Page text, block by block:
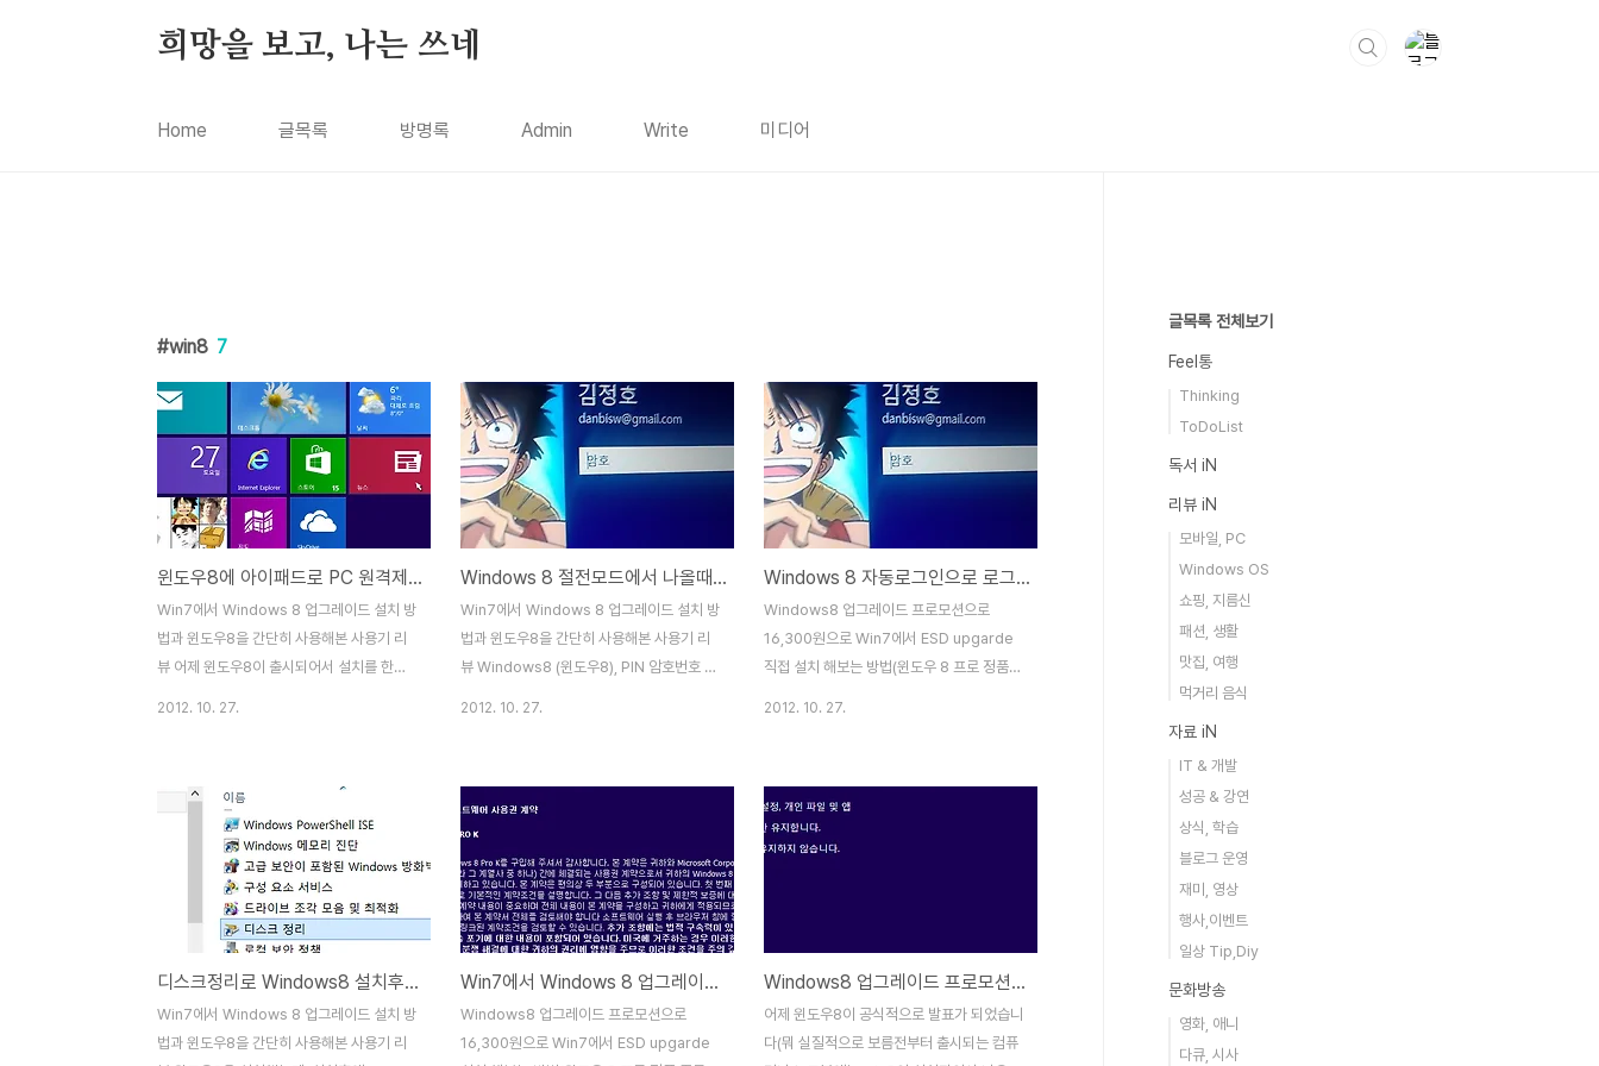
희망을 보고, 나는 쓰네
Home 글목록 방명록 Admin Write 미디어
win8 7
윈도우8에 아이패드로 PC 원격제어로 연결해서 서피스처럼 사용해보는 방법(AVStreamer HD 앱을 이용)
Win7에서 Windows 8 업그레이드 설치 방
법과 윈도우8을 간단히 사용해본 사용기 리
뷰 어제 윈도우8이 출시되어서 설치를 한후
램(안드로이드, Windows, Mac, Linux, 아
이폰용)AVStreamer HD, 아이패드(ipad)
에서 PC, Mac 컴퓨터 원격 제어와 영화, TV
스트리밍 시청이 가능한 추천 앱
AVStreamer - PC컴퓨터나 맥Mac 원격
제어와 동영상 리모트 재생 플레이어 기능의
추천 앱 할인소식뭐 다양한 원격제어 앱이 아
이패드에 있는데, 제가 사용해본것은
AvStreamer이라는 프로그램입니다. 처음
2012. 10. 27.
Windows 8 절전모드에서 나올때 사용자 암호(비밀번호) 입력 안하게 만드는 방법 (윈도우8 PC설정에 들어가는 방법)
Win7에서 Windows 8 업그레이드 설치 방
법과 윈도우8을 간단히 사용해본 사용기 리
뷰 Windows8 (윈도우8), PIN 암호번호 생
8에서 프로그램 앱을 찾아서 실행하는 방법
소개) 윈도우8을 설치하고, 자동로그인까지
설정을 했는데, 노트북이다보니 절전모드에
들어갔다가 다시 나오는 경우가 많은데, 매번
비밀번호를 넣기가 상당히 번거롭더군요. 근
데 제어판에 가서 전원옵션에서 전원단추 정
의 및 암호 보호 설정 항목을 보니 절전 모드
해제 시 암호 보호 사용이 사용할수 없도록
되어 있습니다. 예전 Windows7에서는 암
2012. 10. 27.
Windows 8 자동로그인으로 로그인시에 비밀번호 입력안하게 만드는 방법 (윈도우8에서 프로그램 앱을 찾아서 실행하는 방법 소개)
Windows8 업그레이드 프로모션으로
16,300원으로 Win7에서 ESD upgarde
직접 설치 해보는 방법(윈도우 8 프로 정품
해서 하드용량 확보하는 방법윈도우를 설치
후에 매번 비밀번호를 입력해서 들어오는것
가 있나 찾아보니 이전 Windows 7에서 하
던 방법도 동일 하더군요~ Windows7 로그
인시에 비밀번호 입력없이 자동로그인하게
만드는 방법Windows8 (윈도우8), PIN 암
2012. 10. 27.
디스크정리로 Windows8 설치후에 이전 win7 windows.old 폴더 삭제해서 하드용량 확보하는 방법
Win7에서 Windows 8 업그레이드 설치 방
법과 윈도우8을 간단히 사용해본 사용기 리
Win7에서 Windows 8 업그레이드 설치 방법과 윈도우8을 간단히 사용해본 사용기 리뷰
Windows8 업그레이드 프로모션으로
16,300원으로 Win7에서 ESD upgarde
Windows8 업그레이드 프로모션으로 16,300원으로 Win7에서 ESD upgarde 직접 설치 해보는 방법(윈도우 8 프로 정품 주문, 결제)
어제 윈도우8이 공식적으로 발표가 되었습니
다(뭐 실질적으로 보름전부터 출시되는 컴퓨
글목록 전체보기
Feel통
Thinking
ToDoList
독서 iN
리뷰 iN
모바일, PC
Windows OS
쇼핑, 지름신
패션, 생활
맛집, 여행
먹거리 음식
자료 iN
IT & 개발
성공 & 강연
상식, 학습
블로그 운영
재미, 영상
행사,이벤트
일상 Tip,Diy
문화방송
영화, 애니
다큐, 시사